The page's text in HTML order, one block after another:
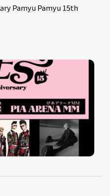
Pamyu Pamyu 15th